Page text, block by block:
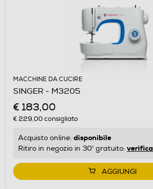
MACCHINE DA CUCIRE
SINGER - M3205
€ 183,00
€ 229,00consigliato
Acquisto online: disponibile
Ritiro in negozio in 30' gratuito: verifica
AGGIUNGI